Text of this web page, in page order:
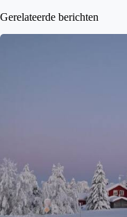
Gerelateerde berichten